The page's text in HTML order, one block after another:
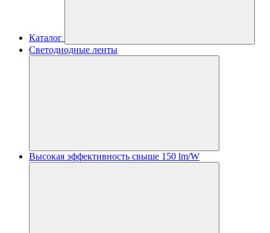
Каталог
Светодиодные ленты
Высокая эффективность свыше 150 lm/W